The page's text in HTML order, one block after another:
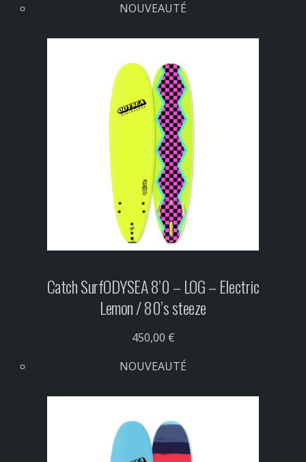
NOUVEAUTÉ
Catch SurfODYSEA 8’0 – LOG – Electric
Lemon / 80’s steeze
450,00 €
NOUVEAUTÉ